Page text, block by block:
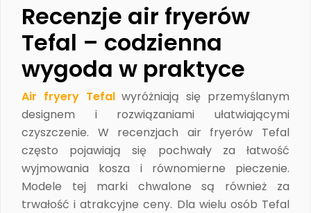
Recenzje air fryerów
Tefal – codzienna
wygoda w praktyce
Air fryery Tefalwyróżniają się przemyślanym
designem i rozwiązaniami ułatwiającymi
czyszczenie. W recenzjach air fryerów Tefal
często pojawiają się pochwały za łatwość
wyjmowania kosza i równomierne pieczenie.
Modele tej marki chwalone są również za
trwałość i atrakcyjne ceny. Dla wielu osób Tefal